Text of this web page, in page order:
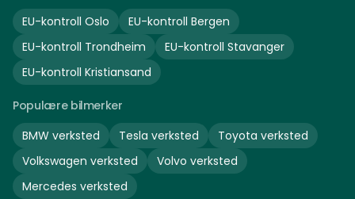
EU-kontroll Oslo EU-kontroll Bergen
EU-kontroll Trondheim EU-kontroll Stavanger
EU-kontroll Kristiansand
Populære bilmerker
BMW verksted Tesla verksted Toyota verksted
Volkswagen verksted Volvo verksted
Mercedes verksted